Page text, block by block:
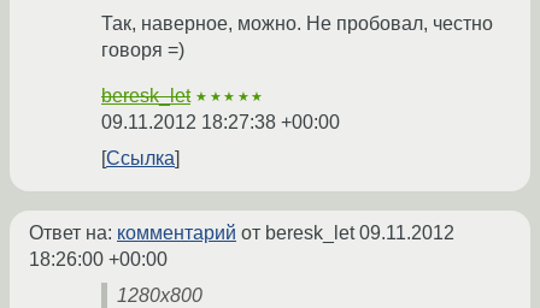
Так, наверное, можно. Не пробовал, честно
говоря =)
beresk_let ★★★★★
09.11.2012 18:27:38 +00:00
Ссылка
Ответ на: комментарий от beresk_let09.11.2012
18:26:00 +00:00
1280х800